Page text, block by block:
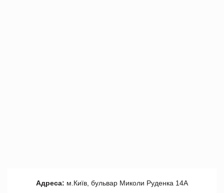
Адреса: м.Київ, бульвар Миколи Руденка 14А